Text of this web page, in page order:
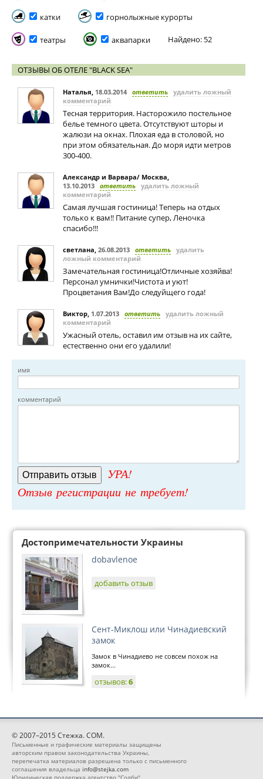
катки горнолыжные курорты
театры аквапарки Найдено: 52
ОТЗЫВЫ ОБ ОТЕЛЕ "BLACK SEA"
Наталья, 18.03.2014 ответить удалить ложный
комментарий
Тесная территория. Насторожило постельное
белье темного цвета. Отсутствуют шторы и
жалюзи на окнах. Плохая еда в столовой, но
при этом обязательная. До моря идти метров
300-400.
Александр и Варвара/ Москва,
13.10.2013 ответить удалить ложный
комментарий
Самая лучшая гостиница! Теперь на отдых
только к вам!! Питание супер, Леночка
спасибо!!!
светлана, 26.08.2013 ответить удалить
ложный комментарий
Замечательная гостиница!Отличные хозяйва!
Персонал умнички!Чистота и уют!
Процветания Вам!До следуйщего года!
Виктор, 1.07.2013 ответить удалить ложный
комментарий
Ужасный отель, оставил им отзыв на их сайте,
естественно они его удалили!
имя
комментарий
УРА!
Отзыв регистрации не требует!
Достопримечательности Украины
dobavlenoe
добавить отзыв
Сент-Миклош или Чинадиевский
замок
Замок в Чинадиево не совсем похож на
замок...
отзывов:6
© 2007–2015 Стежка. COM.
Письменные и графические материалы защищены
авторским правом законодательства Украины,
перепечатка материалов разрешена только с письменного
соглашения владельца info@stejka.com
Юридическая поддержка агентство "Солби"